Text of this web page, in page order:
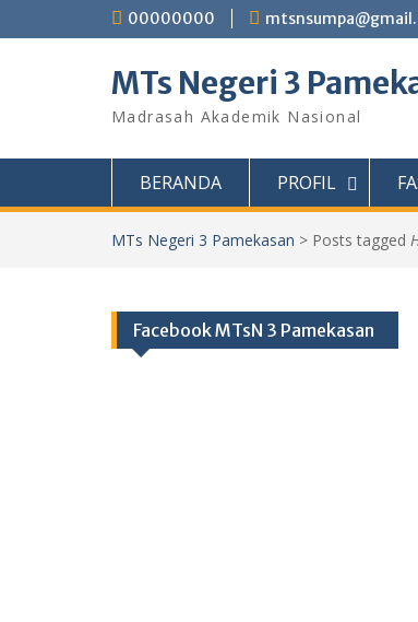
to
00000000
MTs Negeri 3
Madrasah Akademik Nasional
BERANDA PROFIL
MTs Negeri 3 Pamekasan > Posts tagged
Facebook MTsN 3 Pamekasan